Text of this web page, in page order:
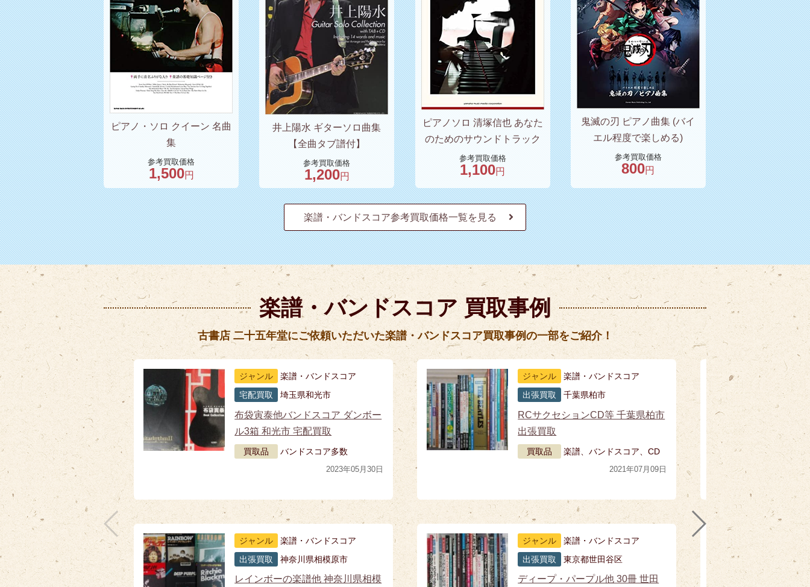
ピアノ・ソロ クイーン 名曲
集
参考買取価格
1,500円
井上陽水 ギターソロ曲集
【全曲タブ譜付】
参考買取価格
1,200円
ピアノソロ 清塚信也 あなた
のためのサウンドトラック
参考買取価格
1,100円
鬼滅の刃 ピアノ曲集 (バイ
エル程度で楽しめる)
参考買取価格
800円
楽譜・バンドスコア参考買取価格一覧を見る
楽譜・バンドスコア 買取事例
古書店 二十五年堂にご依頼いただいた楽譜・バンドスコア買取事例の一部をご紹介！
ジャンル
楽譜・バンドスコア
宅配買取
埼玉県和光市
布袋寅泰他バンドスコア ダンボー
ル3箱 和光市 宅配買取
買取品 バンドスコア多数
2023年05月30日
ジャンル
楽譜・バンドスコア
出張買取
千葉県柏市
RCサクセションCD等 千葉県柏市
出張買取
買取品 楽譜、バンドスコア、CD
2021年07月09日
ジャンル
楽譜・バンドスコア
出張買取
神奈川県相模原市
レインボーの楽譜他 神奈川県相模
ジャンル
楽譜・バンドスコア
出張買取
東京都世田谷区
ディープ・パープル他 30冊 世田